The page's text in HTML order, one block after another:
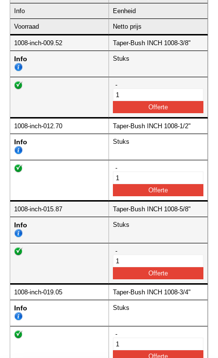
Info Eenheid
Voorraad Netto prijs
1008-inch-009.52 Taper-Bush INCH 1008-3/8"
Info Stuks
-
1008-inch-012.70 Taper-Bush INCH 1008-1/2"
Info Stuks
-
1008-inch-015.87 Taper-Bush INCH 1008-5/8"
Info Stuks
-
1008-inch-019.05 Taper-Bush INCH 1008-3/4"
Info Stuks
-